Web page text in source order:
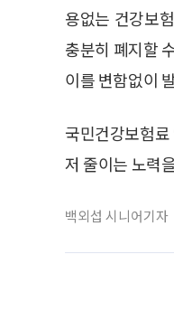
용없는 건강보
충분히 폐지할
이를 변함없이
국민건강보험
저 줄이는 노력
백외섭 시니어기자